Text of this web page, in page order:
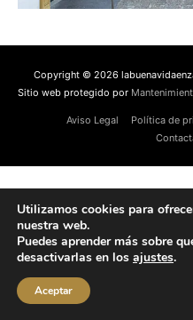
Copyright © 2026
Sitio web protegido por
Aviso Legal Política de
Utilizamos cookies para
nuestra web.
Puedes aprender más sobre
desactivarlas en los ajustes.
Aceptar